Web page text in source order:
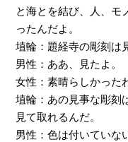
と海とを結び、人、モ
ったんだよ。
埴輪：題経寺の彫刻は
男性：ああ、見たよ。
女性：素晴らしかった
埴輪：あの見事な彫刻
見て取れるんだ。
男性：色は付いていな